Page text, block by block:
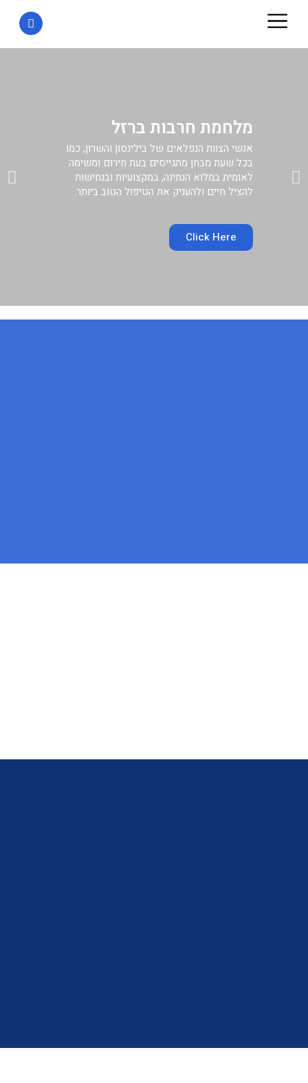
מלחמת חרבות ברזל
אנשי הצוות הנפלאים של בילינסון והשרון, כמו
בכל שעת מבחן מתגייסים בעת חירום ומשימה
לאומית במלוא הנתינה, במקצועיות ובנחישות
להציל חיים ולהעניק את הטיפול הטוב ביותר.
Click Here